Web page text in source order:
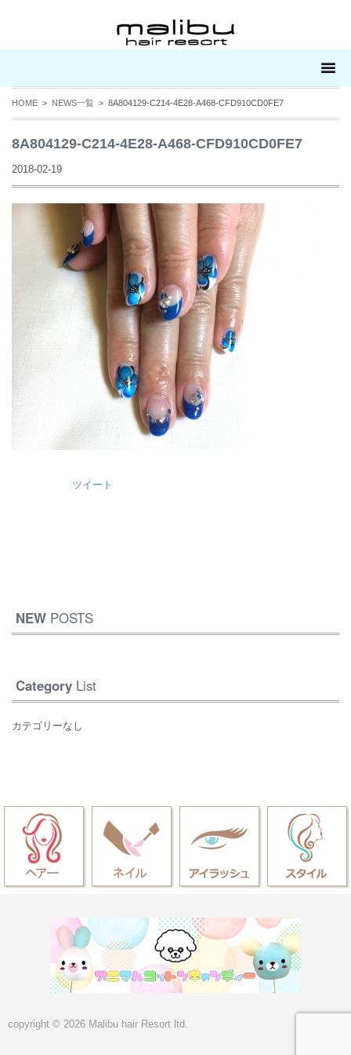
HOME > NEWS一覧 > 8A804129-C214-4E28-A468-CFD910CD0FE7
8A804129-C214-4E28-A468-CFD910CD0FE7
2018-02-19
ツイート
NEW POSTS
Category List
カテゴリーなし
copyright © 2026 Malibu hair Resort ltd.